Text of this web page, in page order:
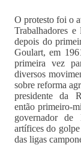
O protesto foi o
Trabalhadores
depois do
Goulart, em
primeira vez
diversos
sobre reforma
presidente da
então primeiro-
governador
artífices do
das ligas